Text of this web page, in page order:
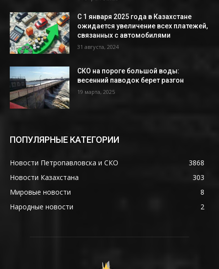
С 1 января 2025 года в Казахстане
ожидается увеличение всех платежей,
связанных с автомобилями
31 августа, 2024
СКО на пороге большой воды:
весенний паводок берет разгон
19 марта, 2025
ПОПУЛЯРНЫЕ КАТЕГОРИИ
Новости Петропавловска и СКО
3868
Новости Казахстана
303
Мировые новости
8
Народные новости
2